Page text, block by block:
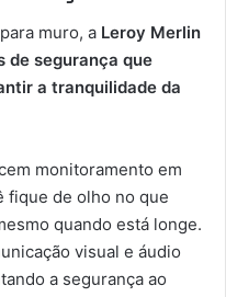
muro, a Leroy Merlin
de segurança que
a tranquilidade da
monitoramento em
fique de olho no que
quando está longe.
visual e áudio
a segurança ao